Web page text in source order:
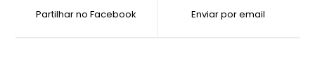
Partilhar no Facebook Enviar por email